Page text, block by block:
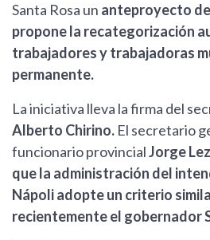
Santa Rosa un anteproyecto
propone la recategorización
trabajadores y trabajadoras
permanente.
La iniciativa lleva la firma del
Alberto Chirino. El secretario
funcionario provincialJorge
que la administración del
Nápoli adopte un criterio
recientemente el gobernador